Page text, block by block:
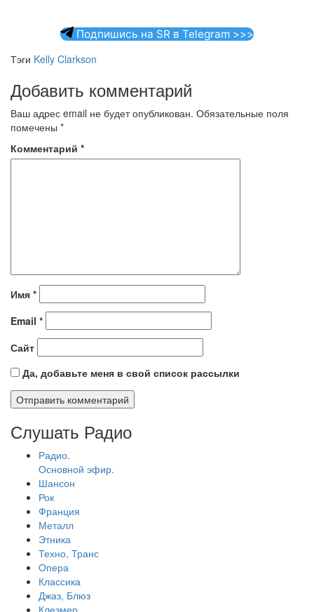
Подпишись на SR в Telegram >>>
Тэги Kelly Clarkson
Добавить комментарий
Ваш адрес email не будет опубликован. Обязательные поля
помечены *
Комментарий *
Имя *
Email *
Сайт
Да, добавьте меня в свой список рассылки
Слушать Радио
Радио.
Основной эфир.
Шансон
Рок
Франция
Металл
Этника
Техно, Транс
Опера
Классика
Джаз, Блюз
Клезмер